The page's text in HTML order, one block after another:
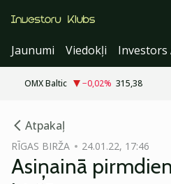
Jaunumi
Viedokļi Investors
OMX Baltic −0,02% 315,38
Atpakaļ
RĪGAS BIRŽA 24.01.22, 17:46
Asiņainā